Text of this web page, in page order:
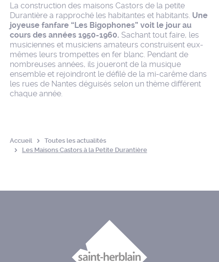
La construction des maisons Castors de la petite
Durantière a rapproché les habitantes et habitants. Une
joyeuse fanfare “Les Bigophones” voit le jour au
cours des années 1950-1960. Sachant tout faire, les
musiciennes et musiciens amateurs construisent eux-
mêmes leurs trompettes en fer blanc. Pendant de
nombreuses années, ils joueront de la musique
ensemble et rejoindront le défilé de la mi-carême dans
les rues de Nantes déguisés selon un thème différent
chaque année.
Accueil
Toutes les actualités
Les Maisons Castors à la Petite Durantière